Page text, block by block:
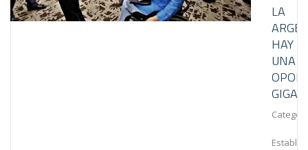
LA
HAY
UNA